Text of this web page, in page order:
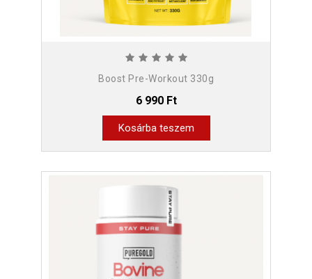
Boost Pre-Workout 330g
6 990 Ft
Kosárba teszem